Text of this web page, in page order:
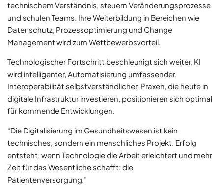
technischem Verständnis, steuern Veränderungsprozesse
und schulen Teams. Ihre Weiterbildung in Bereichen wie
Datenschutz, Prozessoptimierung und Change
Management wird zum Wettbewerbsvorteil.
Technologischer Fortschritt beschleunigt sich weiter. KI
wird intelligenter, Automatisierung umfassender,
Interoperabilität selbstverständlicher. Praxen, die heute in
digitale Infrastruktur investieren, positionieren sich optimal
für kommende Entwicklungen.
“Die Digitalisierung im Gesundheitswesen ist kein
technisches, sondern ein menschliches Projekt. Erfolg
entsteht, wenn Technologie die Arbeit erleichtert und mehr
Zeit für das Wesentliche schafft: die
Patientenversorgung.”